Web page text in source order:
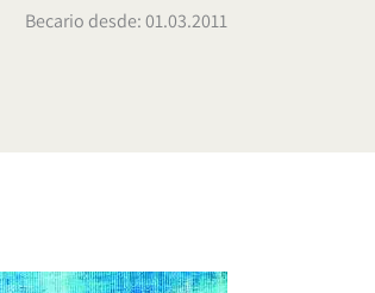
Becario desde: 01.03.2011